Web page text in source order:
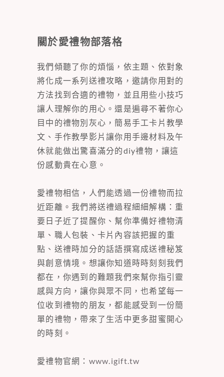
關於愛禮物部落格
我們傾聽了你的煩惱，依主題、依對象
將化成一系列送禮攻略，邀請你用對的
方法找到合適的禮物，並且用些小技巧
讓人理解你的用心。還是遍尋不著你心
目中的禮物別灰心，簡易手工卡片教學
文、手作教學影片讓你用手邊材料及午
休就能做出驚喜滿分的diy禮物，讓這
份感動貴在心意。
愛禮物相信，人們能透過一份禮物而拉
近距離。我們將送禮過程細細解構：重
要日子近了提醒你、幫你準備好禮物清
單、職人包裝、卡片內容該把握的重
點、送禮時加分的話語撰寫成送禮秘笈
與創意情境。想讓你知道時時刻刻我們
都在，你遇到的難題我們來幫你指引靈
感與方向，讓你與眾不同，也希望每一
位收到禮物的朋友，都能感受到一份簡
單的禮物，帶來了生活中更多甜蜜開心
的時刻。
愛禮物官網： www.igift.tw